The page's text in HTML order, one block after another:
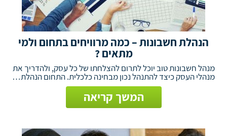
הנהלת חשבונות – כמה מרוויחים בתחום ולמי
מתאים ?
מנהל חשבונות טוב יוכל לתרום להצלחתו של כל עסק, ולהדריך את
מנהלי העסק כיצד להתנהל נכון מבחינה כלכלית. התחום הנהלת…
המשך קריאה